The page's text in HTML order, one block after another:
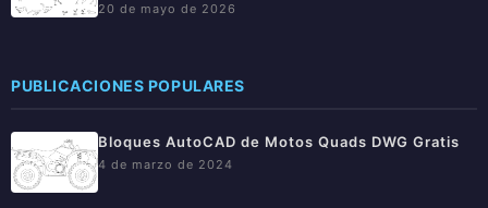
20 de mayo de 2026
PUBLICACIONES POPULARES
Bloques AutoCAD de Motos Quads DWG Gratis
4 de marzo de 2024